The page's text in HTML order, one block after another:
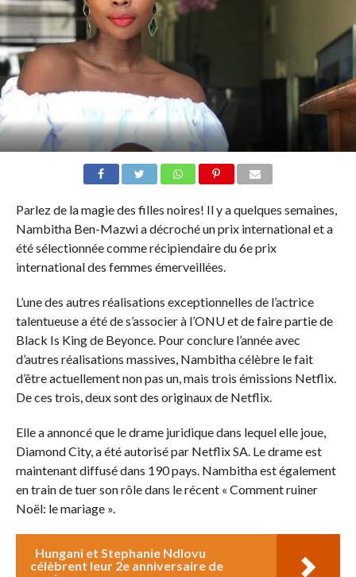
Parlez de la magie des filles noires! Il y a quelques semaines,
Nambitha Ben-Mazwi a décroché un prix international et a
été sélectionnée comme récipiendaire du 6e prix
international des femmes émerveillées.
L’une des autres réalisations exceptionnelles de l’actrice
talentueuse a été de s’associer à l’ONU et de faire partie de
Black Is King de Beyonce. Pour conclure l’année avec
d’autres réalisations massives, Nambitha célèbre le fait
d’être actuellement non pas un, mais trois émissions Netflix.
De ces trois, deux sont des originaux de Netflix.
Elle a annoncé que le drame juridique dans lequel elle joue,
Diamond City, a été autorisé par Netflix SA. Le drame est
maintenant diffusé dans 190 pays. Nambitha est également
en train de tuer son rôle dans le récent « Comment ruiner
Noël: le mariage ».
Hungani et Stephanie Ndlovu
célèbrent leur 2e anniversaire de